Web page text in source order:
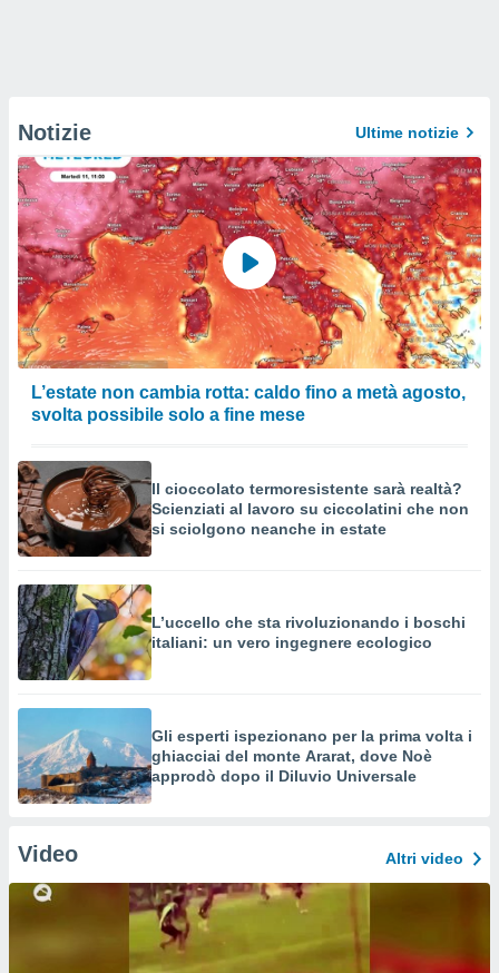
Notizie Ultime notizie
L’estate non cambia rotta: caldo fino a metà agosto,
svolta possibile solo a fine mese
Il cioccolato termoresistente sarà realtà?
Scienziati al lavoro su ciccolatini che non
si sciolgono neanche in estate
L’uccello che sta rivoluzionando i boschi
italiani: un vero ingegnere ecologico
Gli esperti ispezionano per la prima volta i
ghiacciai del monte Ararat, dove Noè
approdò dopo il Diluvio Universale
Video Altri video